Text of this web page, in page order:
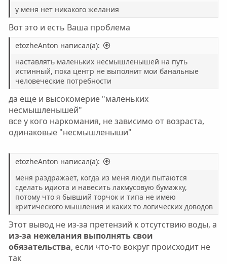
у меня нет никакого желания
Вот это и есть Ваша проблема
etozheAnton написал(а):
наставлять маленьких несмышленышей на путь
истинный, пока центр не выполнит мои банальные
человеческие потребности
да еще и высокомерие "маленьких
несмышленышей"
все у кого наркомания, не зависимо от возраста,
одинаковые "несмышленыши"
etozheAnton написал(а):
меня раздражает, когда из меня люди пытаются
сделать идиота и навесить лакмусовую бумажку,
потому что я бывший торчок и типа не имею
критического мышления и каких то логических доводов
Этот вывод не из-за претензий к отсутствию воды, а
из-за нежелания выполнять свои
обязательства, если что-то вокруг происходит не
так